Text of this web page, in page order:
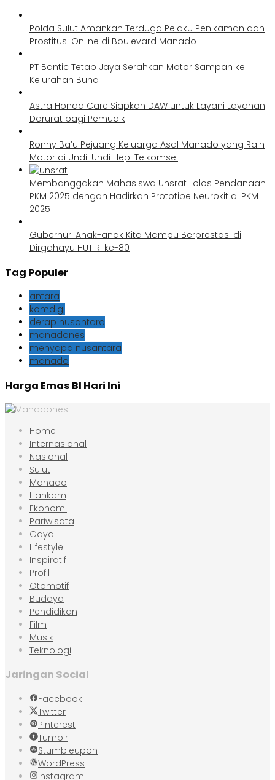
Polda Sulut Amankan Terduga Pelaku Penikaman dan
Prostitusi Online di Boulevard Manado
PT Bantic Tetap Jaya Serahkan Motor Sampah ke
Kelurahan Buha
Astra Honda Care Siapkan DAW untuk Layani Layanan
Darurat bagi Pemudik
Ronny Ba’u Pejuang Keluarga Asal Manado yang Raih
Motor di Undi-Undi Hepi Telkomsel
Membanggakan Mahasiswa Unsrat Lolos Pendanaan
PKM 2025 dengan Hadirkan Prototipe Neurokit di PKM
2025
Gubernur: Anak-anak Kita Mampu Berprestasi di
Dirgahayu HUT RI ke-80
Tag Populer
antara
komdigi
derap nusantara
manadones
menyapa nusantara
manado
Harga Emas BI Hari Ini
Home
Internasional
Nasional
Sulut
Manado
Hankam
Ekonomi
Pariwisata
Gaya
Lifestyle
Inspiratif
Profil
Otomotif
Budaya
Pendidikan
Film
Musik
Teknologi
Jaringan Social
Facebook
Twitter
Pinterest
Tumblr
Stumbleupon
WordPress
Instagram